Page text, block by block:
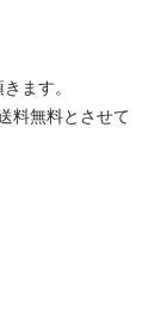
ます。
料無料とさせて